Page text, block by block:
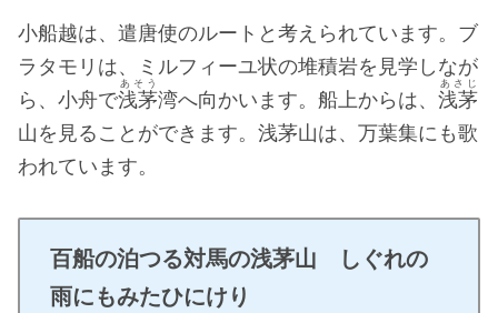
小船越は、遣唐使のルートと考えられています。ブ
ラタモリは、ミルフィーユ状の堆積岩を見学しなが
ら、小舟で浅茅
あそう
湾へ向かいます。船上からは、 浅茅
あさじ
山を見ることができます。浅茅山は、万葉集にも歌
われています。
百船の泊つる対馬の浅茅山 しぐれの
雨にもみたひにけり